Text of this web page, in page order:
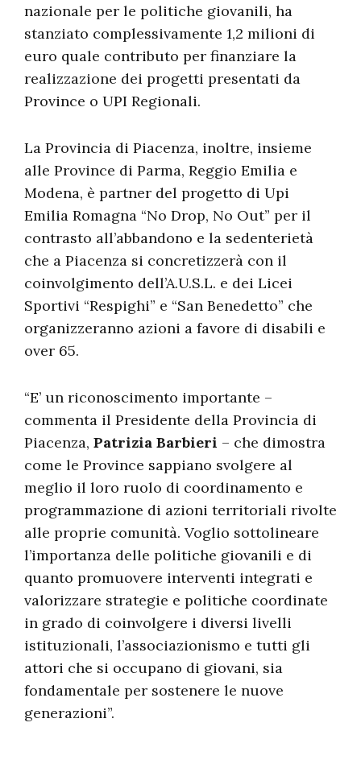
nazionale per le politiche giovanili, ha
stanziato complessivamente 1,2 milioni di
euro quale contributo per finanziare la
realizzazione dei progetti presentati da
Province o UPI Regionali.
La Provincia di Piacenza, inoltre, insieme
alle Province di Parma, Reggio Emilia e
Modena, è partner del progetto di Upi
Emilia Romagna “No Drop, No Out” per il
contrasto all’abbandono e la sedenterietà
che a Piacenza si concretizzerà con il
coinvolgimento dell’A.U.S.L. e dei Licei
Sportivi “Respighi” e “San Benedetto” che
organizzeranno azioni a favore di disabili e
over 65.
“E’ un riconoscimento importante –
commenta il Presidente della Provincia di
Piacenza, Patrizia Barbieri – che dimostra
come le Province sappiano svolgere al
meglio il loro ruolo di coordinamento e
programmazione di azioni territoriali rivolte
alle proprie comunità. Voglio sottolineare
l’importanza delle politiche giovanili e di
quanto promuovere interventi integrati e
valorizzare strategie e politiche coordinate
in grado di coinvolgere i diversi livelli
istituzionali, l’associazionismo e tutti gli
attori che si occupano di giovani, sia
fondamentale per sostenere le nuove
generazioni”.